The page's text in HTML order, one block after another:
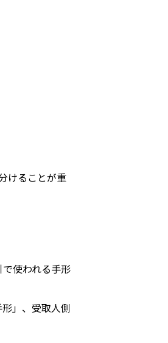
けることが重
使われる手形
」、受取人側